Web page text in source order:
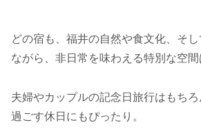
どの宿も、福井の自然や食文化、そ
ながら、非日常を味わえる特別な空間
夫婦やカップルの記念日旅行はもち
過ごす休日にもぴったり。